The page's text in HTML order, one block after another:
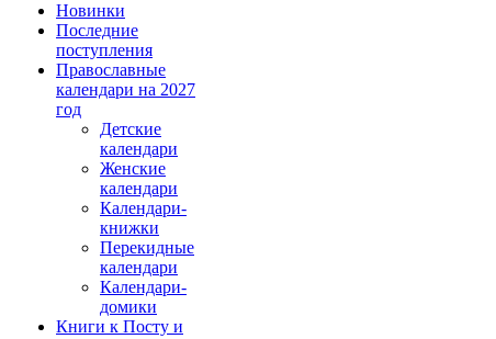
Новинки
Последние
поступления
Православные
календари на 2027
год
Детские
календари
Женские
календари
Календари-
книжки
Перекидные
календари
Календари-
домики
Книги к Посту и